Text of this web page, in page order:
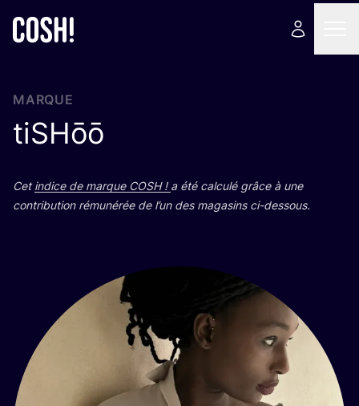
MARQUE
tiSHōō
Cetindice de marque COSH! a été cal­cu­lé grâce à une
contri­bu­tion rému­né­rée de l’un des maga­sins ci-dessous.